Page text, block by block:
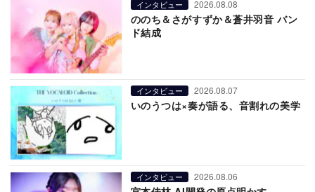
インタビュー 2026.08.08
ののち＆さがすずか＆蒼井羽音 バン
ド結成
インタビュー 2026.08.07
いのうつは×奏が語る、音割れの美学
インタビュー 2026.08.06